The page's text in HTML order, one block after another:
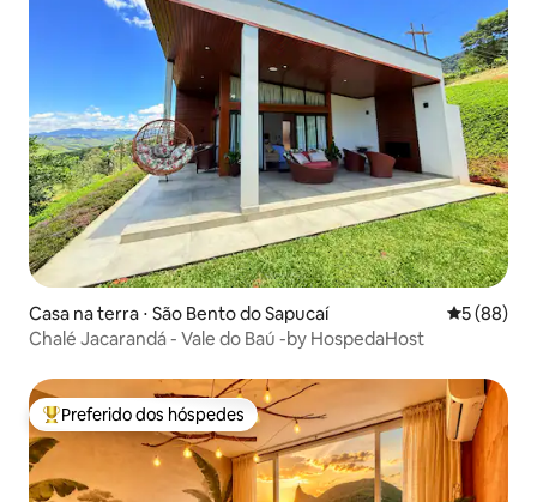
Casa na terra ⋅ São Bento do Sapucaí 5 de uma
5 (88)
Chalé Jacarandá - Vale do Baú -by HospedaHost
Entre os melhores preferidos dos hóspedes
Preferido dos hóspedes